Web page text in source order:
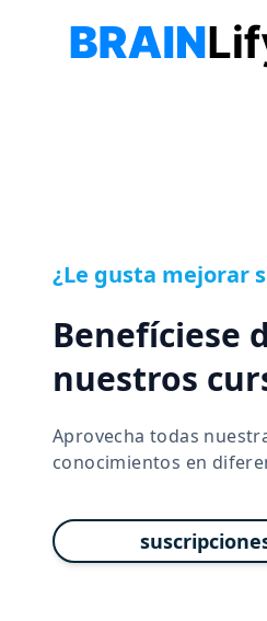
¿Le gusta mejorar
Benefíciese
nuestros
Aprovecha todas
conocimientos en